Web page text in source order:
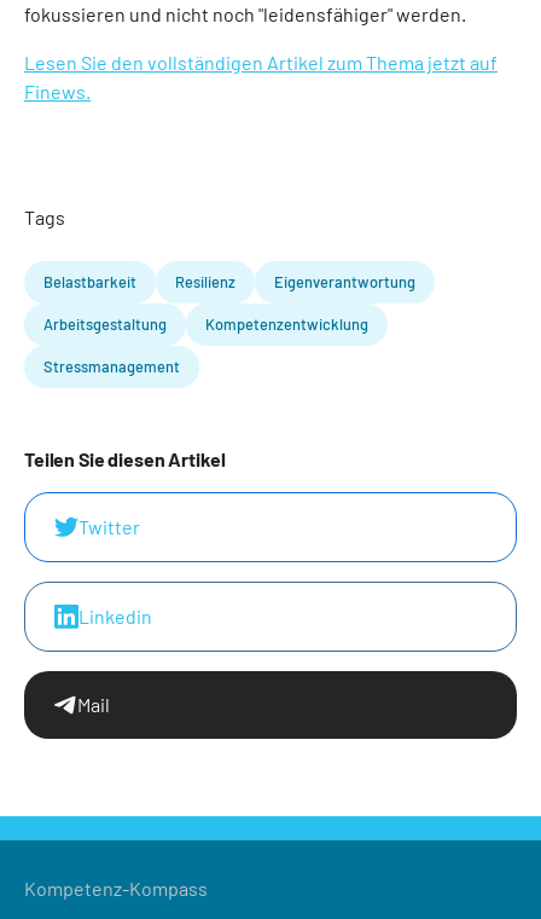
fokussieren und nicht noch "leidensfähiger" werden.
Lesen Sie den vollständigen Artikel zum Thema jetzt auf
Finews.
Tags
Belastbarkeit Resilienz Eigenverantwortung
Arbeitsgestaltung Kompetenzentwicklung
Stressmanagement
Teilen Sie diesen Artikel
Twitter
Linkedin
Mail
Kompetenz-Kompass